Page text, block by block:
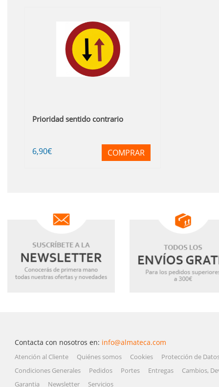
Prioridad sentido contrario
6,90€ COMPRAR
Contacta con nosotros en: info@almateca.com
Atención al Cliente Quiénes somos Cookies
Protección de
Condiciones Generales
Pedidos Portes Entregas
Cambios,
Garantia
Newsletter Servicios